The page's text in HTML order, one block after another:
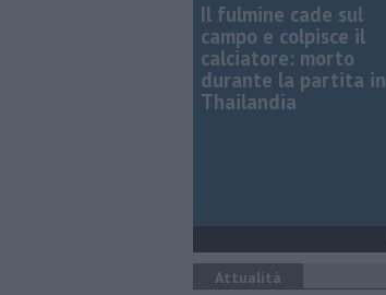
Il fulmine cade sul
campo e colpisce il
calciatore: morto
durante la partita in
Thailandia
Attualità